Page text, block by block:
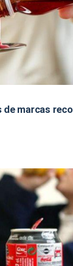
marcas